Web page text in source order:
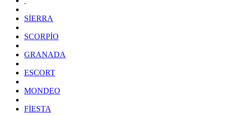
SİERRA
SCORPİO
GRANADA
ESCORT
MONDEO
FİESTA